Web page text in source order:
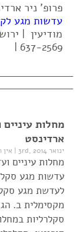
פרופ' ניר
עדשות מגע
637-2569 |
מחלות
ארדינסט
ינואר 3rd, 2014 | אין
מחלות עיניים
עדשות מגע
לעדשת מגע
מקסימלית ב.
סקלרליות